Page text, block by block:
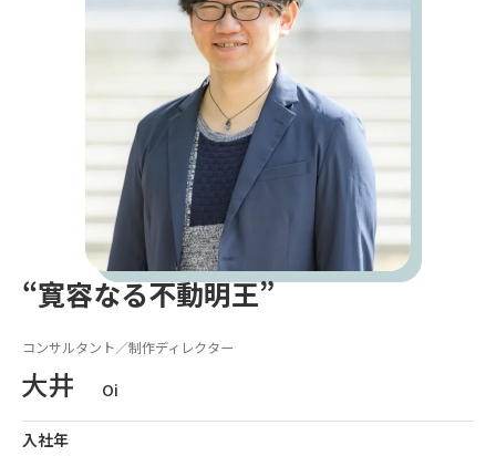
“寛容なる不動明王”
コンサルタント／制作ディレクター
Oi
入社年